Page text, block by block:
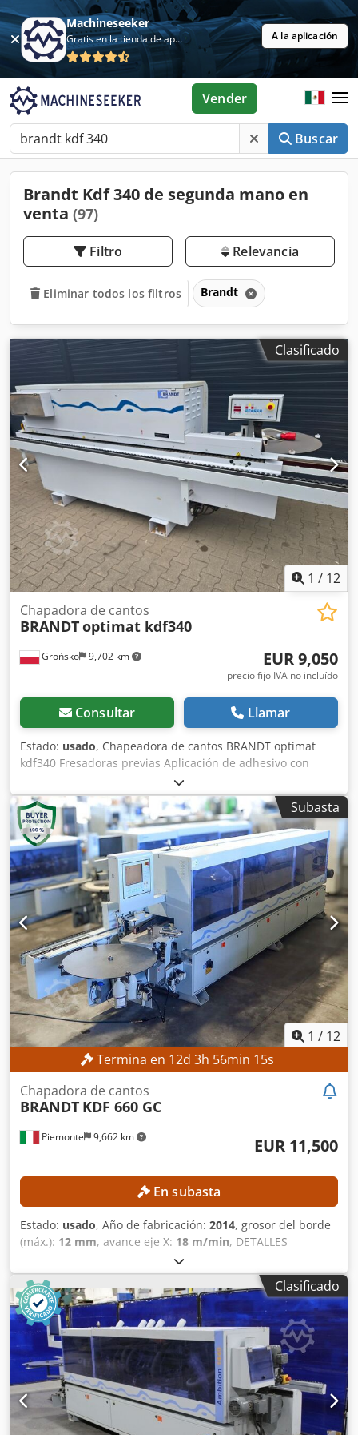
Machineseeker
Gratis en la tienda de aplicaciones A la aplicación
Buscar
Vender
Brandt Kdf 340 de segunda mano en
venta (97)
Filtro Relevancia
Eliminar todos los filtros Brandt
Clasificado
1 / 12
Grońsko 9,702 km
Chapadora de cantos
BRANDToptimat kdf340
EUR 9,050
precio fijo IVA no incluído
Consultar Llamar
Estado: usado, Chapeadora de cantos BRANDT optimat
kdf340 Fresadoras previas Aplicación de adhesivo con
rodillo Guillotina neumática previa Rodillos de presión
Sierras de corte final Grupo fresador superior-inferior R1-
R2 Crodey Dc Uljpfx Akief Rascador de perfil Pulidora
Altura máxima de la pieza: 45 mm Grosor máximo de canto
en bobina: 3 mm Avance: 10 m/min Longitud de la
máquina: 350 cm Máquina revisada, lista para trabajar
Subasta
1 / 12
Termina en 12d 3h 56min 13s
Piemonte 9,662 km
Chapadora de cantos
BRANDT KDF 660 GC
EUR 11,500
En subasta
Estado: usado, Año de fabricación: 2014, grosor del borde
(máx.): 12 mm, avance eje X: 18 m/min, DETALLES
TÉCNICOS Dimensiones de la pieza de trabajo Altura
mínima de la placa: 10 mm Altura máxima de la placa: 60
mm Anchura mínima de la placa: 70 mm Espesor mínimo
del borde: 0,4 mm Espesor máximo del borde: 12 mm
Velocidad máxima de avance: 18 m/min Avance y guía
Presión mediante rodillos de apoyo Guías de soporte de la
placa Unidad para el procesamiento de placas Unidad de
pre-fresado Accionamiento automático temporizado
Potencia del motor: 2,2 kW Encolado de bordes Magacín de
rodillos para bordes Depósito de adhesivo para adhesivo
termofusible EVA Precalentador para adhesivo
Clasificado